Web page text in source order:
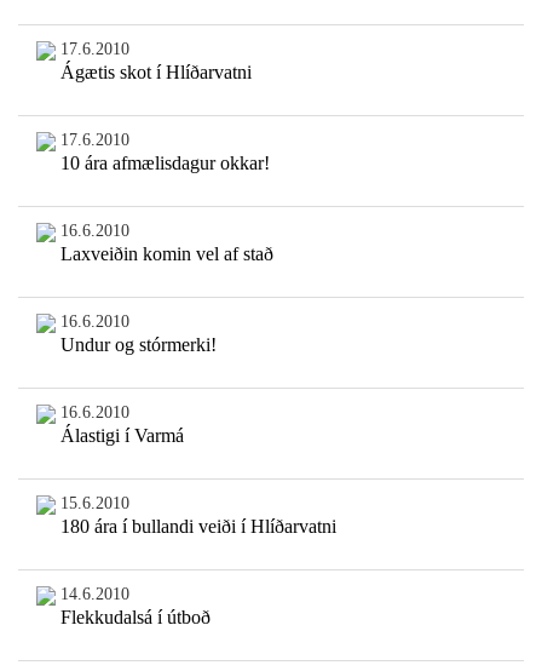
17.6.2010
Ágætis skot í Hlíðarvatni
17.6.2010
10 ára afmælisdagur okkar!
16.6.2010
Laxveiðin komin vel af stað
16.6.2010
Undur og stórmerki!
16.6.2010
Álastigi í Varmá
15.6.2010
180 ára í bullandi veiði í Hlíðarvatni
14.6.2010
Flekkudalsá í útboð